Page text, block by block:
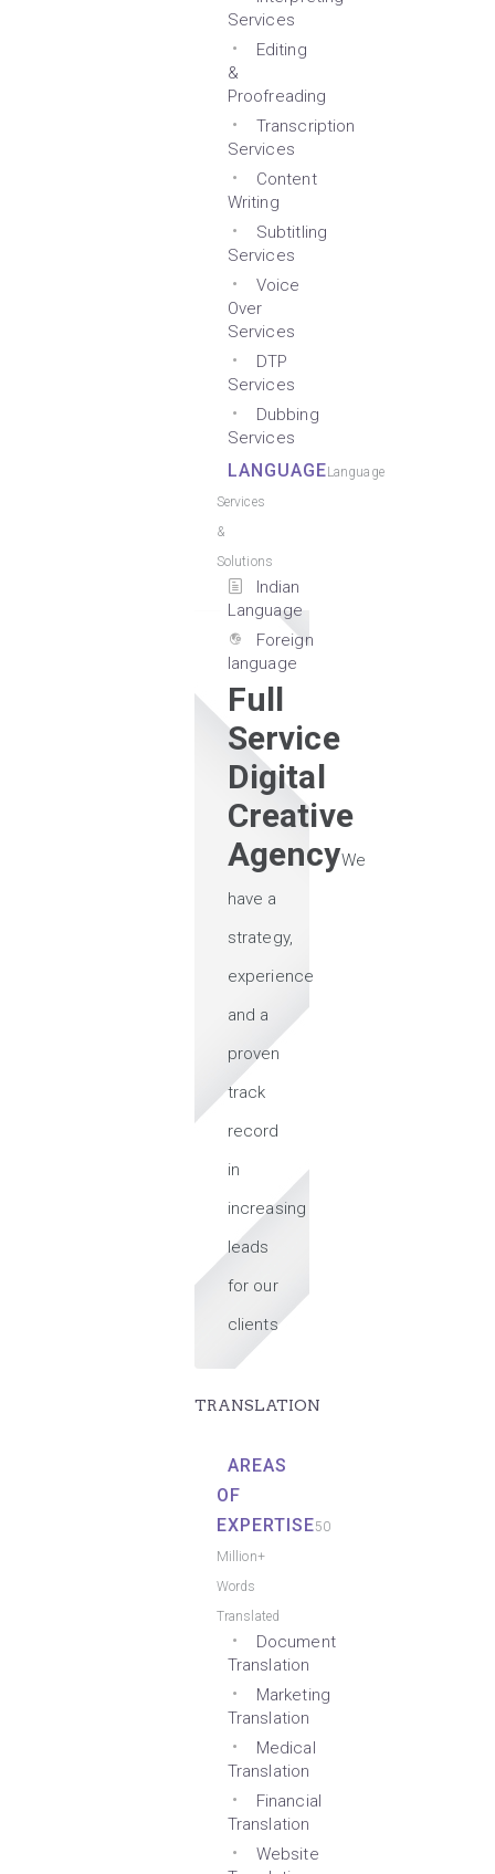
Services
Editing
&
Proofreading
Transcription
Services
Content
Writing
Subtitling
Services
Voice
Over
Services
DTP
Services
Dubbing
Services
LANGUAGELanguage
Services
&
Solutions
Indian
Language
Foreign
language
Full
Service
Digital
Creative
AgencyWe
have a
strategy,
experience
and a
proven
track
record
in
increasing
leads
for our
clients
TRANSLATION
AREAS
OF
EXPERTISE50
Million+
Words
Translated
Document
Translation
Marketing
Translation
Medical
Translation
Financial
Translation
Website